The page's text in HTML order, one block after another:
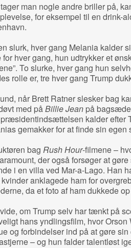
man nogle andre briller på,
for eksempel til en drink-
slurk, hver gang Melania kalder
for hver gang, hun udtrykker et
To slurke, hver gang hun
rolle er, tre hver gang Trump
når Brett Ratner slesker bag
med påBillie Jeanpå
kalder efter
gemakker for at finde sin egen
bag Rush Hour-filmene –
der også forsøger at
i en villa ved Mar-a-Lago. Han
anklagede ham for
da et foto af ham dukkede
om Trump selv har tænkt på
hans yndlingsfilm, hvor
og forbindelser ind på at gøre
– og hun falder talentløst